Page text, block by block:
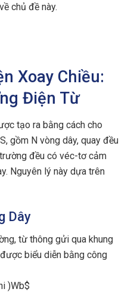
chủ đề này.
Xoay Chiều:
Điện Từ
tạo ra bằng cách cho
gồm N vòng dây, quay đều
đều có véc-tơ cảm
Nguyên lý này dựa trên
Dây
từ thông gửi qua khung
biểu diễn bằng công
)Wb$